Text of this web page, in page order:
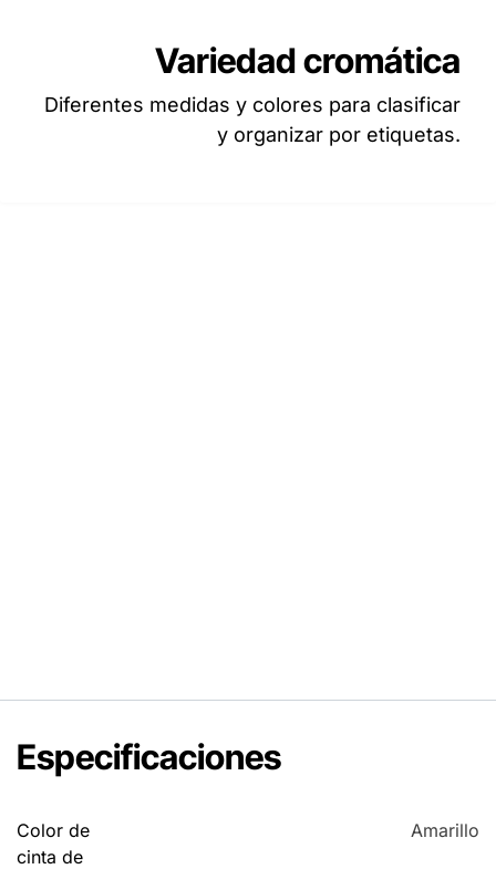
Variedad cromática
Diferentes medidas y colores para clasificar
y organizar por etiquetas.
Especificaciones
Color de
cinta de
Amarillo